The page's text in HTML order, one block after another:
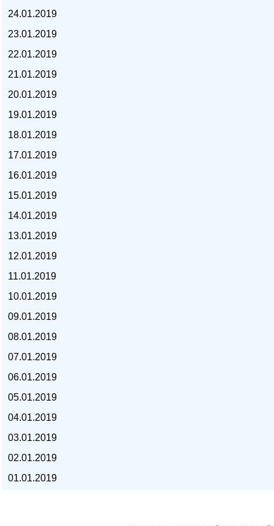
курс евро, курс рубля -
24.01.2019
23.01.2019
22.01.2019
21.01.2019
20.01.2019
19.01.2019
18.01.2019
17.01.2019
16.01.2019
15.01.2019
14.01.2019
13.01.2019
12.01.2019
11.01.2019
10.01.2019
09.01.2019
08.01.2019
07.01.2019
06.01.2019
05.01.2019
04.01.2019
03.01.2019
02.01.2019
01.01.2019